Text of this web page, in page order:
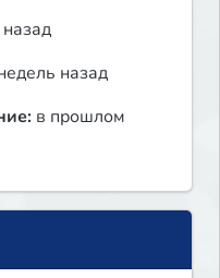
назад
в прошлом